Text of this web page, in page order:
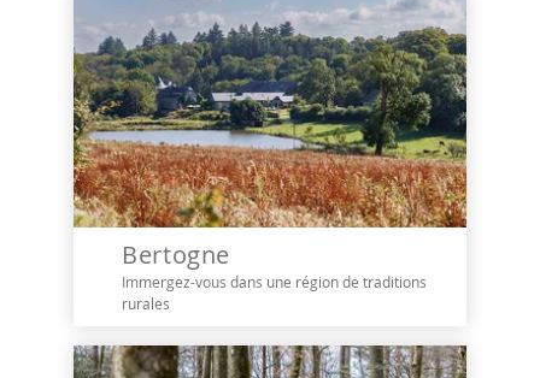
Bertogne
Immergez-vous dans une région de traditions
rurales